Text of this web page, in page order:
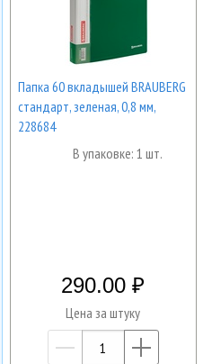
Папка 60 вкладышей BRAUBERG
стандарт, зеленая, 0,8 мм,
228684
В упаковке: 1 шт.
290.00
Цена за штуку
—